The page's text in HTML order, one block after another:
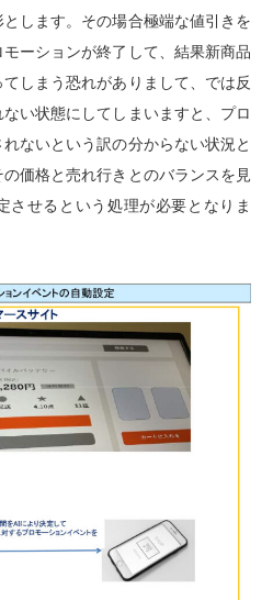
します。その場合極端な値引きを
ーションが終了して、結果新商品
しまう恐れがありまして、では反
い状態にしてしまいますと、プロ
ないという訳の分からない状況と
価格と売れ行きとのバランスを見
させるという処理が必要となりま